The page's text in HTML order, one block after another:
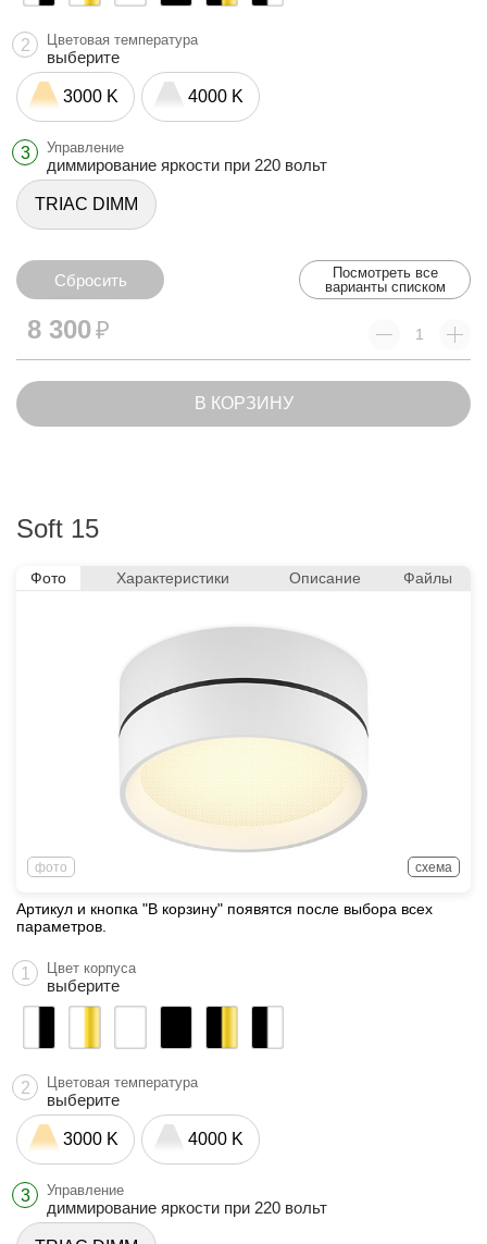
2 Цветовая температура
выберите
3000 K 4000 K
3 Управление
диммирование яркости при 220 вольт
TRIAC DIMM
Посмотреть все
варианты списком
Сбросить
8 300₽
В КОРЗИНУ
Soft 15
Фото Характеристики Описание Файлы
фото схема
Артикул и кнопка "В корзину" появятся после выбора всех
параметров.
1 Цвет корпуса
выберите
2 Цветовая температура
выберите
3000 K 4000 K
3 Управление
диммирование яркости при 220 вольт